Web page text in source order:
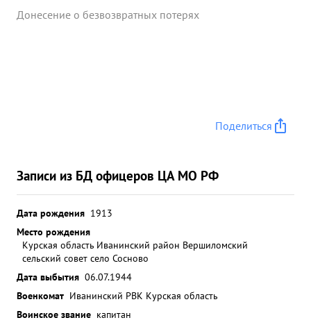
Донесение о безвозвратных потерях
Поделиться
Записи из БД офицеров ЦА МО РФ
Дата рождения 1913
Место рождения
Курская область Иванинский район Вершиломский
сельский совет село Сосново
Дата выбытия 06.07.1944
Военкомат Иванинский РВК Курская область
Воинское звание капитан